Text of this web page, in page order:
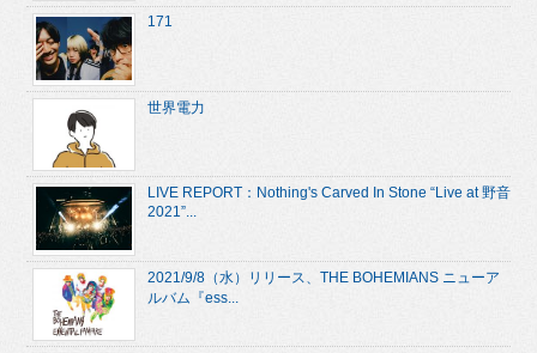
171
世界電力
LIVE REPORT：Nothing's Carved In Stone “Live at 野音
2021”...
2021/9/8（水）リリース、THE BOHEMIANS ニューア
ルバム『ess...